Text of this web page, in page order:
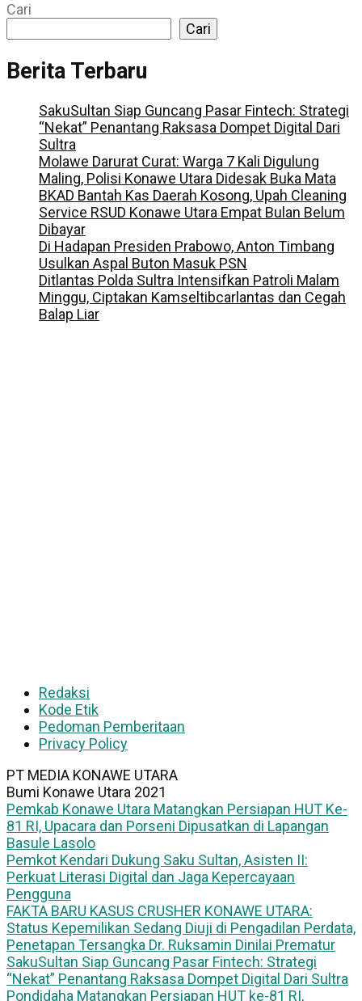
Cari
Cari
Berita Terbaru
SakuSultan Siap Guncang Pasar Fintech: Strategi
“Nekat” Penantang Raksasa Dompet Digital Dari
Sultra
Molawe Darurat Curat: Warga 7 Kali Digulung
Maling, Polisi Konawe Utara Didesak Buka Mata
BKAD Bantah Kas Daerah Kosong, Upah Cleaning
Service RSUD Konawe Utara Empat Bulan Belum
Dibayar
Di Hadapan Presiden Prabowo, Anton Timbang
Usulkan Aspal Buton Masuk PSN
Ditlantas Polda Sultra Intensifkan Patroli Malam
Minggu, Ciptakan Kamseltibcarlantas dan Cegah
Balap Liar
Redaksi
Kode Etik
Pedoman Pemberitaan
Privacy Policy
PT MEDIA KONAWE UTARA
Bumi Konawe Utara 2021
Pemkab Konawe Utara Matangkan Persiapan HUT Ke-
81 RI, Upacara dan Porseni Dipusatkan di Lapangan
Basule Lasolo
Pemkot Kendari Dukung Saku Sultan, Asisten II:
Perkuat Literasi Digital dan Jaga Kepercayaan
Pengguna
FAKTA BARU KASUS CRUSHER KONAWE UTARA:
Status Kepemilikan Sedang Diuji di Pengadilan Perdata,
Penetapan Tersangka Dr. Ruksamin Dinilai Prematur
SakuSultan Siap Guncang Pasar Fintech: Strategi
“Nekat” Penantang Raksasa Dompet Digital Dari Sultra
Pondidaha Matangkan Persiapan HUT ke-81 RI,